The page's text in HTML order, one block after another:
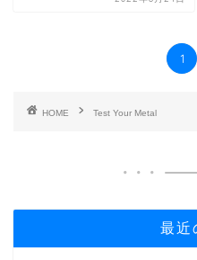
1
HOME Test Your Metal
最近